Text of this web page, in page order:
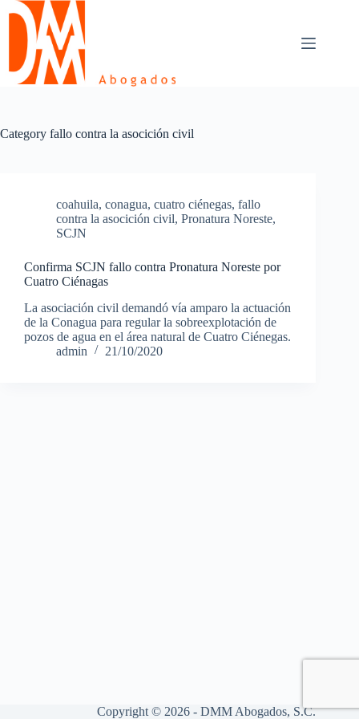
Skip
content
Category fallo contra la asocición civil
coahuila, conagua, cuatro ciénegas, fallo
contra la asocición civil, Pronatura Noreste,
SCJN
Confirma SCJN fallo contra Pronatura Noreste por
Cuatro Ciénagas
La asociación civil demandó vía amparo la actuación
de la Conagua para regular la sobreexplotación de
pozos de agua en el área natural de Cuatro Ciénegas.
admin
21/10/2020
Copyright © 2026 - DMM Abogados, S.C.